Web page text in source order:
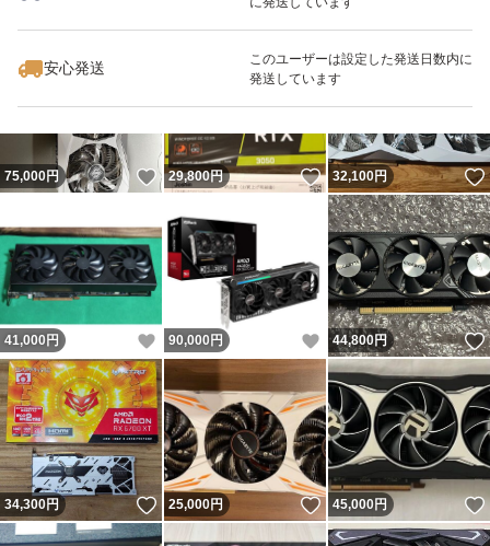
安心発送
このユーザーは設定した発送日数内に
発送しています
いいね！
54,980
75,000円 いいね！
29,800円 いいね！
32,100円
41,000 円 いいね！
90,000 円 いいね！
44,800円
34,300円 いいね！
25,000円 いいね！
45,000円